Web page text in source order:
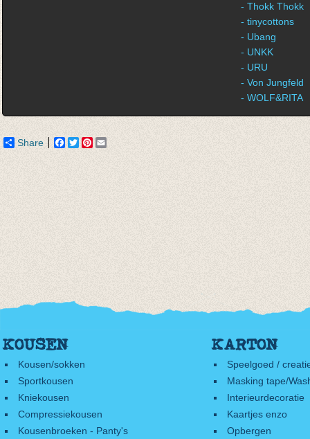
- Thokk Thokk
- tinycottons
- Ubang
- UNKK
- URU
- Von Jungfeld
- WOLF&RITA
Share Facebook
TwitterPinterest
KOUSEN
Kousen/sokken
Sportkousen
Kniekousen
Compressiekousen
Kousenbroeken - Panty's
KARTON
Speelgoed /
Masking tape/
Interieurdecoratie
Kaartjes enzo
Opbergen